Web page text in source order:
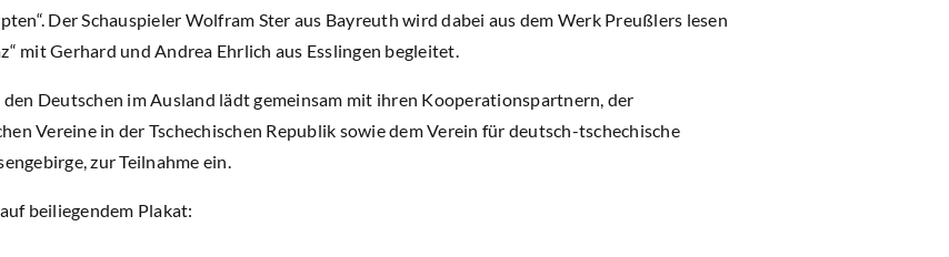
Der Schauspieler Wolfram Ster aus Bayreuth wird dabei aus dem Werk Preußlers lesen
mit Gerhard und Andrea Ehrlich aus Esslingen begleitet.
Deutschen im Ausland lädt gemeinsam mit ihren Kooperationspartnern, der
Vereine in der Tschechischen Republik sowie dem Verein für deutsch-tschechische
zur Teilnahme ein.
beiliegendem Plakat: